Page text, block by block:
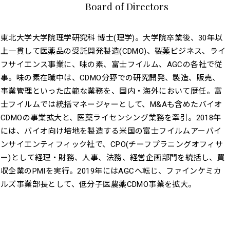
Board of Directors
東北大学大学院理学研究科 博士(理学)。大学院卒業後、30年以
上一貫して医薬品の受託開発製造(CDMO)、製薬ビジネス、ライ
フサイエンス事業に、味の素、富士フイルム、AGCの各社で従
事。味の素在職中は、CDMO分野での研究開発、製造、販売、
事業管理といった広範な業務を、国内・海外において歴任。富
士フイルムでは統括マネージャーとして、M&Aも含めたバイオ
CDMOの事業拡大と、医薬ライセンシング業務を牽引。2018年
には、バイオ向け培地を製造する米国の富士フイルムアーバイ
ンサイエンティフィック社で、CPO(チーフプラニングオフィサ
ー)として経理・財務、人事、法務、経営企画部門を統括し、買
収企業のPMIを実行。2019年にはAGCへ転じ、ファインケミカ
ルズ事業部長として、低分子医農薬CDMO事業を拡大。